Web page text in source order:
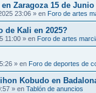
Zaragoza 15 de Junio
23:06 » en Foro de artes
de Kali en 2025?
11:00 » en Foro de artes
» en Foro de deportes de
Kobudo en
» en Tablón de anuncios